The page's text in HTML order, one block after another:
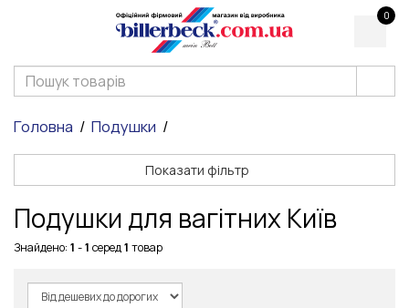
0
Головна Подушки
Показати фільтр
Подушки для вагітних Київ
Знайдено: 1 -1 серед1 товар